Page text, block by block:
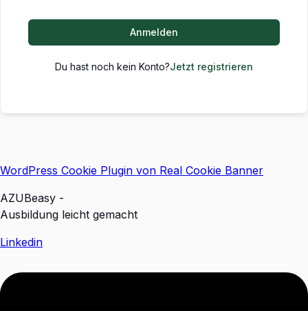
Anmelden
Du hast noch kein Konto?Jetzt registrieren
WordPress Cookie Plugin von Real Cookie Banner
AZUBeasy -
Ausbildung leicht gemacht
Linkedin